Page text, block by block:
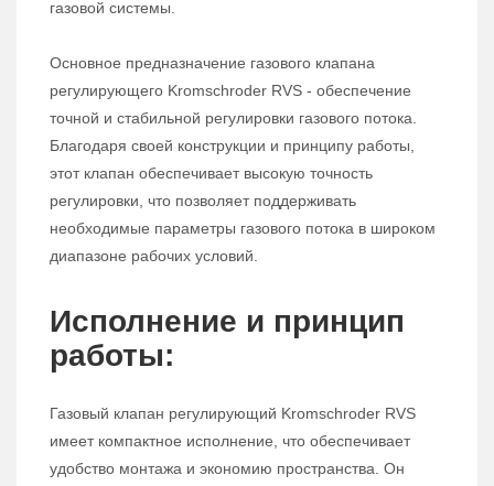
газовой системы.
Основное предназначение газового клапана
регулирующего Kromschroder RVS - обеспечение
точной и стабильной регулировки газового потока.
Благодаря своей конструкции и принципу работы,
этот клапан обеспечивает высокую точность
регулировки, что позволяет поддерживать
необходимые параметры газового потока в широком
диапазоне рабочих условий.
Исполнение и принцип
работы:
Газовый клапан регулирующий Kromschroder RVS
имеет компактное исполнение, что обеспечивает
удобство монтажа и экономию пространства. Он